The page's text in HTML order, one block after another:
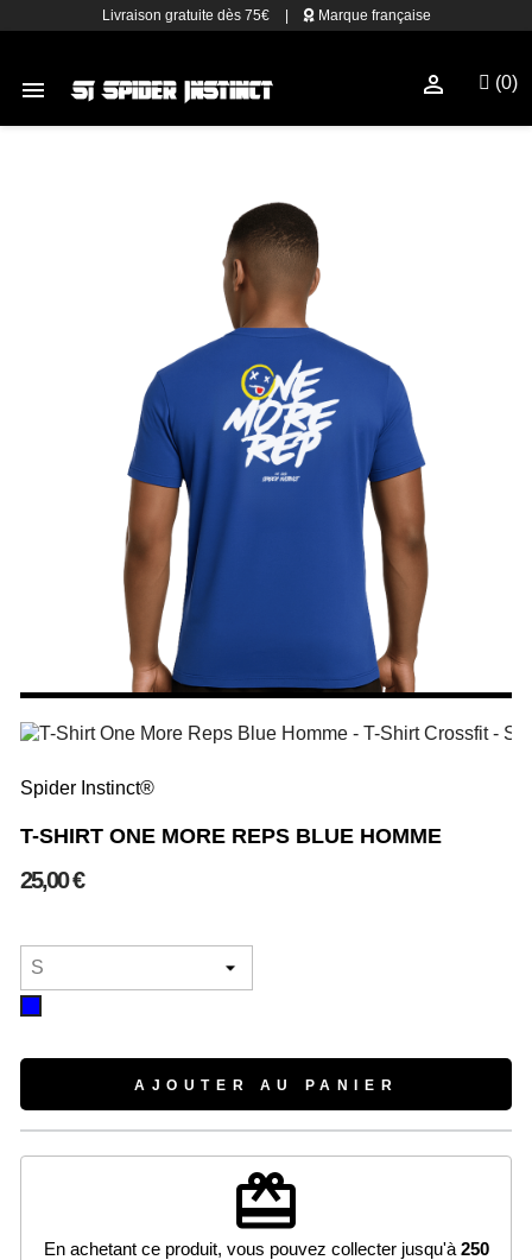
Livraison gratuite dès 75€ Marque française
 (0)

Spider Instinct®
T-SHIRT ONE MORE REPS BLUE HOMME
25,00 €
AJOUTER AU PANIER
redeem
En achetant ce produit, vous pouvez collecter jusqu'à 250